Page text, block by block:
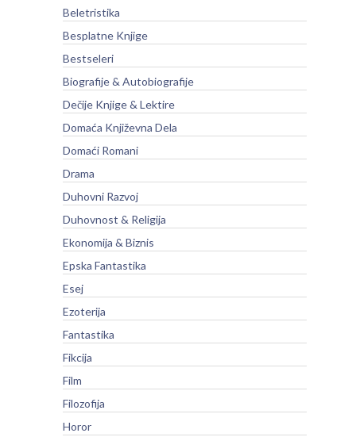
Beletristika
Besplatne Knjige
Bestseleri
Biografije & Autobiografije
Dečije Knjige & Lektire
Domaća Književna Dela
Domaći Romani
Drama
Duhovni Razvoj
Duhovnost & Religija
Ekonomija & Biznis
Epska Fantastika
Esej
Ezoterija
Fantastika
Fikcija
Film
Filozofija
Horor